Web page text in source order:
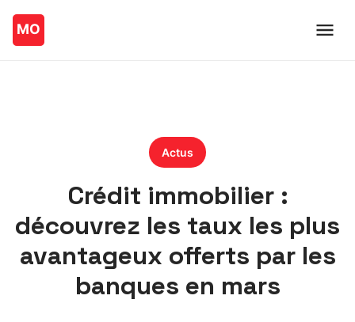
Actus
Crédit immobilier :
découvrez les taux les plus
avantageux offerts par les
banques en mars